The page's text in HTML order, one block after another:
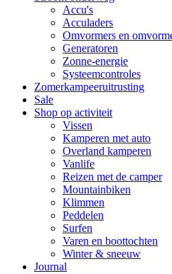
Accu's
Acculaders
Omvormers en
Generatoren
Zonne-energie
Systeemcontroles
Zomerkampeeruitrusting
Sale
Shop op activiteit
Vissen
Kamperen met auto
Overland kamperen
Vanlife
Reizen met de camper
Mountainbiken
Klimmen
Peddelen
Surfen
Varen en boottochten
Winter & sneeuw
Journal